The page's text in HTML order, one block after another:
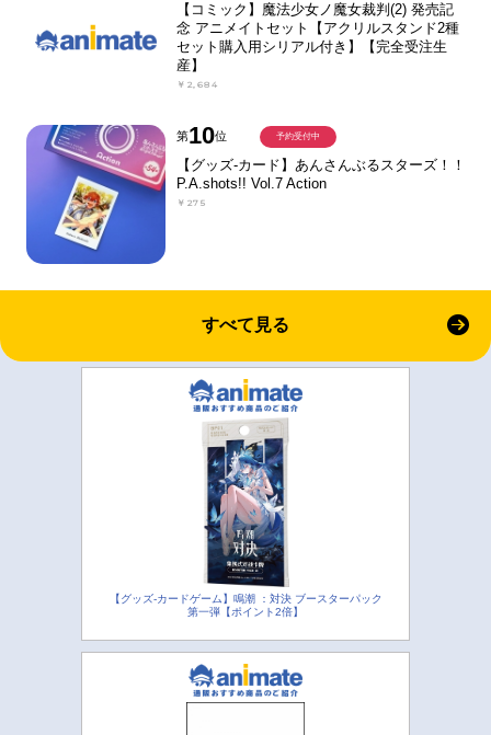
【コミック】魔法少女ノ魔女裁判(2) 発売記
念 アニメイトセット【アクリルスタンド2種
セット購入用シリアル付き】【完全受注生
産】
￥2,684
第10位
【グッズ-カード】あんさんぶるスターズ！！
P.A.shots!! Vol.7 Action
￥275
予約受付中
すべて見る
【グッズ-カードゲーム】鳴潮 ：対決 ブースターパック
第一弾【ポイント2倍】